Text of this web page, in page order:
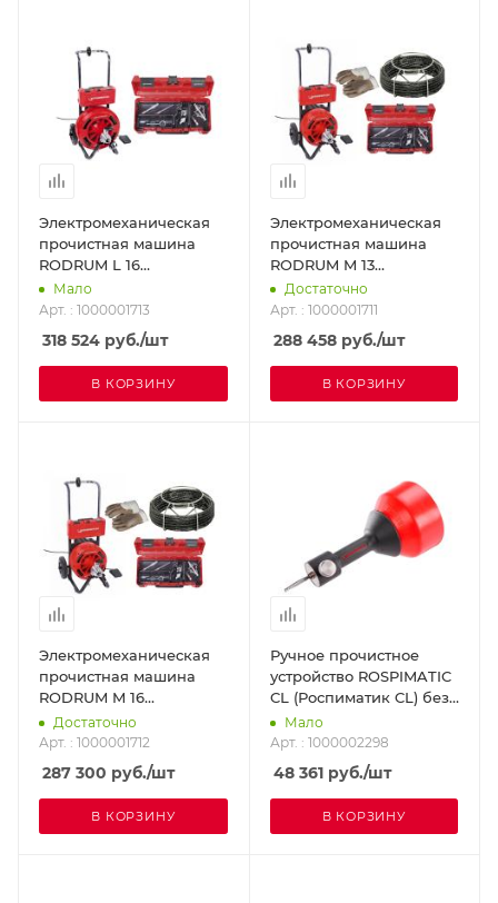
Электромеханическая
прочистная машина
RODRUM L 16
ROTHENBERGER
1000001713
Мало
Арт. : 1000001713
318 524 руб./шт
В КОРЗИНУ
Электромеханическая
прочистная машина
RODRUM M 13
ROTHENBERGER
1000001711
Достаточно
Арт. : 1000001711
288 458руб./шт
В КОРЗИНУ
Электромеханическая
прочистная машина
RODRUM M 16
ROTHENBERGER
1000001712
Достаточно
Арт. : 1000001712
287 300 руб./шт
В КОРЗИНУ
Ручное прочистное
устройство ROSPIMATIC
CL (Роспиматик CL) без
электропривода
ROTHENBERGER
Мало
Арт. : 1000002298
48 361руб./шт
В КОРЗИНУ